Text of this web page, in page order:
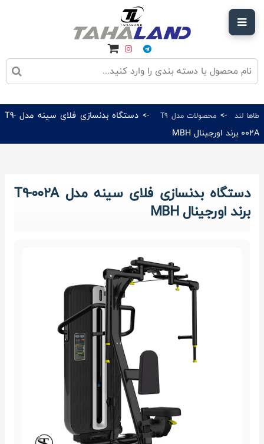
طاها لند -> محصولات مدل T9
-> دستگاه بدنسازی فلای سینه مدل T9-
002A برند اورجینال MBH
دستگاه بدنسازی فلای سینه مدل T9-002A
برند اورجینال MBH